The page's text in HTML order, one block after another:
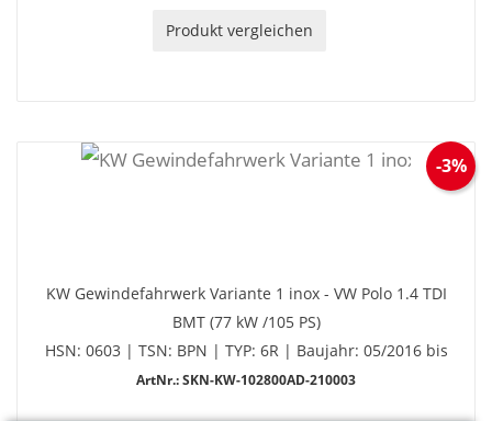
Produkt vergleichen
KW Gewindefahrwerk Variante 1 inox - VW Polo 1.4 TDI
BMT (77 kW /105 PS)
HSN: 0603 | TSN: BPN | TYP: 6R | Baujahr: 05/2016 bis
ArtNr.: SKN-KW-102800AD-210003
-3%